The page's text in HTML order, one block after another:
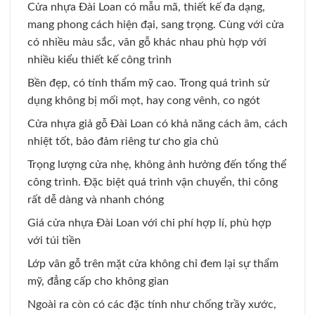
Cửa nhựa Đài Loan có mẫu mã, thiết kế đa dạng,
mang phong cách hiện đại, sang trọng. Cùng với cửa
có nhiều màu sắc, vân gỗ khác nhau phù hợp với
nhiều kiểu thiết kế công trình
Bền đẹp, có tính thẩm mỹ cao. Trong quá trình sử
dụng không bị mối mọt, hay cong vênh, co ngót
Cửa nhựa giả gỗ Đài Loan có khả năng cách âm, cách
nhiệt tốt, bảo đảm riêng tư cho gia chủ
Trọng lượng cửa nhẹ, không ảnh hưởng đến tổng thể
công trình. Đặc biệt quá trình vận chuyển, thi công
rất dễ dàng và nhanh chóng
Giá cửa nhựa Đài Loan với chi phí hợp lí, phù hợp
với túi tiền
Lớp vân gỗ trên mặt cửa không chỉ đem lại sự thẩm
mỹ, đẳng cấp cho không gian
Ngoài ra còn có các đặc tính như chống trầy xước,